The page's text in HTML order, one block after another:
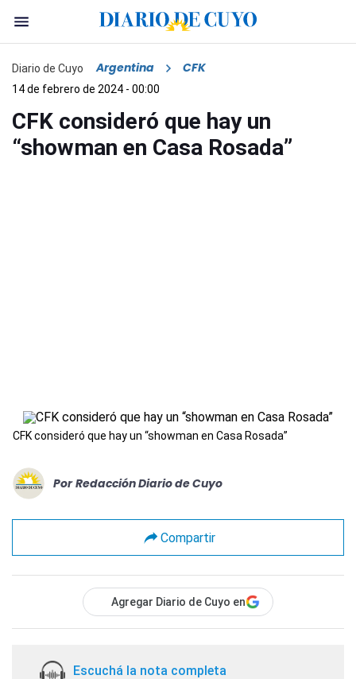
Diario de Cuyo Argentina CFK
14 de febrero de 2024 - 00:00
CFK consideró que hay un
“showman en Casa Rosada”
CFK consideró que hay un “showman en Casa Rosada”
Por Redacción Diario de Cuyo
Compartir
Agregar Diario de Cuyo en
Escuchá la nota completa